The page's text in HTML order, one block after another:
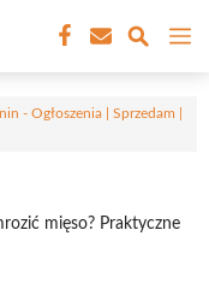
- Ogłoszenia | Sprzedam |
mięso? Praktyczne